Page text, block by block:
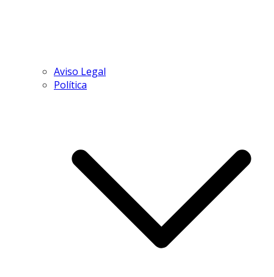
Aviso Legal
Política